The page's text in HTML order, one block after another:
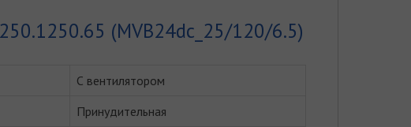
(MVB24dc_25/120/6.5)
С вентилятором
Принудительная